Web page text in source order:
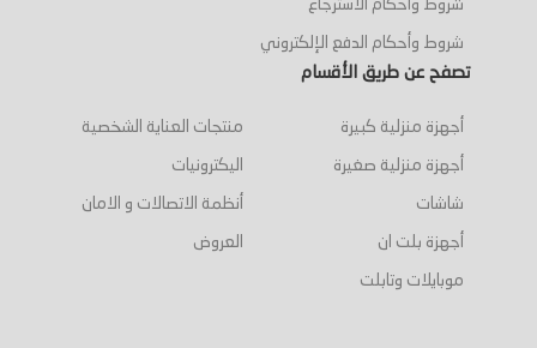
شروط وأحكام الاسترجاع
شروط وأحكام الدفع الإلكتروني
تصفح عن طريق الأقسام
أجهزة منزلية كبيرة
أجهزة منزلية صغيرة
شاشات
أجهزة بلت ان
موبايلات وتابلت
منتجات العناية الشخصية
اليكترونيات
أنظمة الاتصالات و الامان
العروض